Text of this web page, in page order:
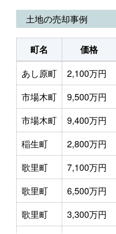
菊井
1,500万円
菊井
2,800万円
菊井
4,000万円
菊井
2,000万円
菊井
2,000万円
菊井
1,600万円
貴生町
3,400万円
清里町
2,400万円
清里町
1,700万円
康生通
1,500万円
土地の売却事例
町名 価格
あし原町
2,100万円
市場木町
9,500万円
市場木町
9,400万円
稲生町
2,800万円
歌里町
7,100万円
歌里町
6,500万円
歌里町
3,300万円